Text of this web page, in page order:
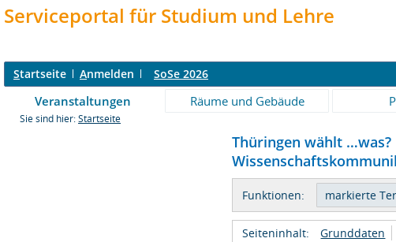
Serviceportal für Studium und Lehre
Startseite Anmelden SoSe 2026
Veranstaltungen Räume und Gebäude
Sie sind hier: Startseite
Thüringen wählt
Funktionen:
Seiteninhalt: Grunddaten